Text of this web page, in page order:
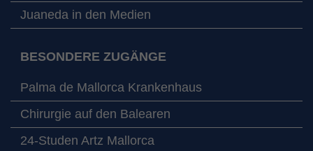
Juaneda in den Medien
BESONDERE ZUGÄNGE
Palma de Mallorca Krankenhaus
Chirurgie auf den Balearen
24-Studen Artz Mallorca